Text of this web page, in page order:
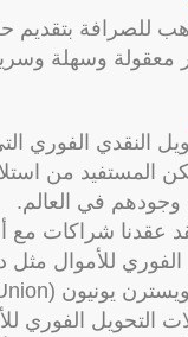
للصرافة بتقديم
معقولة وسهلة
النقدي الفوري
المستفيد من
في العالم.
عقدنا شراكات
الفوري للأموال
التحويل الفوري